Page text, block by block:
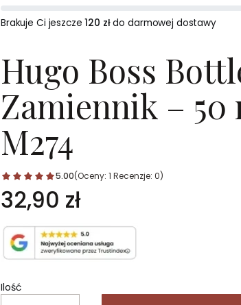
Brakuje Ci jeszcze120 złdo darmowej dostawy
Hugo Boss
Zamiennik – 50
M274
5.00(Oceny: 1 Recenzje: 0)
Cena
32,90 zł
Ilość